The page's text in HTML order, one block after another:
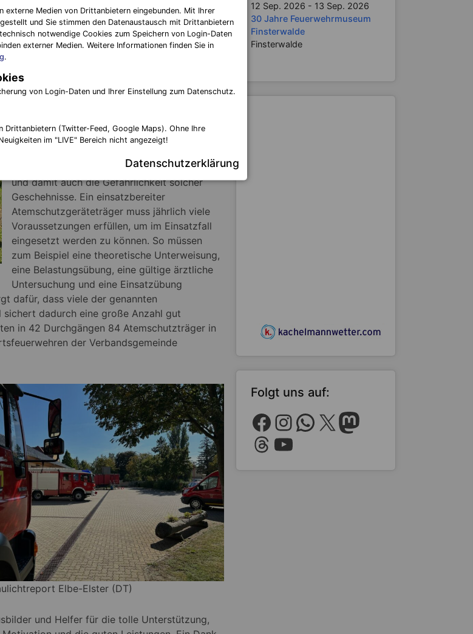
befinden und auch an der
aufgenommen werden. Den Abschluss der
mit dem zuständigen Ausbilder.
den Atemschutzgeräteträgern sicher
ausgeführt werden, um bei einem realem
vorzugehen. Glücklicherweise sinkt die
Häufigkeit von Gebäudebrände, aber durch
Innenräumen steigt die thermische Belastung
und damit auch die Gefährlichkeit solcher
Geschehnisse. Ein einsatzbereiter
Atemschutzgeräteträger muss jährlich viele
Voraussetzungen erfüllen, um im Einsatzfall
eingesetzt werden zu können. So müssen
zum Beispiel eine theoretische Unterweisung,
eine Belastungsübung, eine gültige ärztliche
Untersuchung und eine Einsatzübung
dafür, dass viele der genannten
dadurch eine große Anzahl gut
in 42 Durchgängen 84 Atemschutzträger in
der Verbandsgemeinde
Elbe-Elster (DT)
und Helfer für die tolle Unterstützung,
12 Sep. 2026 - 13 Sep. 2026
30 Jahre Feuerwehrmuseum
Finsterwalde
Finsterwalde
Folgt uns auf:
Facebook
Instagram
WhatsApp
X Mastodon
Threads
YouTube
externe Medien von Drittanbietern eingebunden. Mit Ihrer
und Sie stimmen den Datenaustausch mit Drittanbietern
notwendige Cookies zum Speichern von Login-Daten
externer Medien. Weitere Informationen finden Sie in
.
von Login-Daten und Ihrer Einstellung zum Datenschutz.
Drittanbietern (Twitter-Feed, Google Maps). Ohne Ihre
im "LIVE" Bereich nicht angezeigt!
Datenschutzerklärung